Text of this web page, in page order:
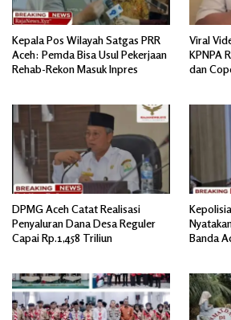
Kepala Pos Wilayah Satgas PRR
Aceh: Pemda Bisa Usul Pekerjaan
Rehab-Rekon Masuk Inpres
Viral
KPNPA
dan
DPMG Aceh Catat Realisasi
Penyaluran Dana Desa Reguler
Capai Rp.1,458 Triliun
Banda